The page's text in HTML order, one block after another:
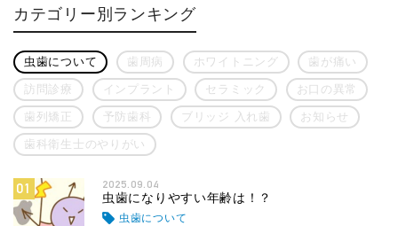
カテゴリー別ランキング
虫歯について 歯周病 ホワイトニング 歯が痛い
訪問診療 インプラント セラミック お口の異常
歯列矯正 予防歯科 ブリッジ 入れ歯 お知らせ
歯科衛生士のやりがい
01 2025.09.04
虫歯になりやすい年齢は！？
虫歯について